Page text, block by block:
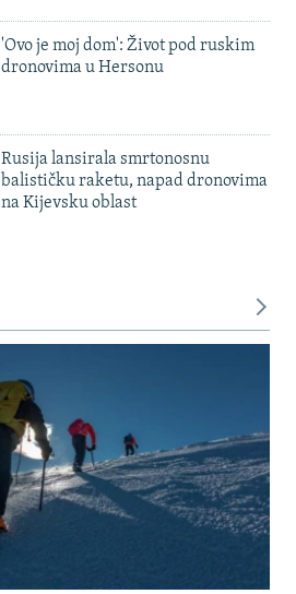
'Ovo je moj dom': Život pod ruskim
dronovima u Hersonu
Rusija lansirala smrtonosnu
balističku raketu, napad dronovima
na Kijevsku oblast